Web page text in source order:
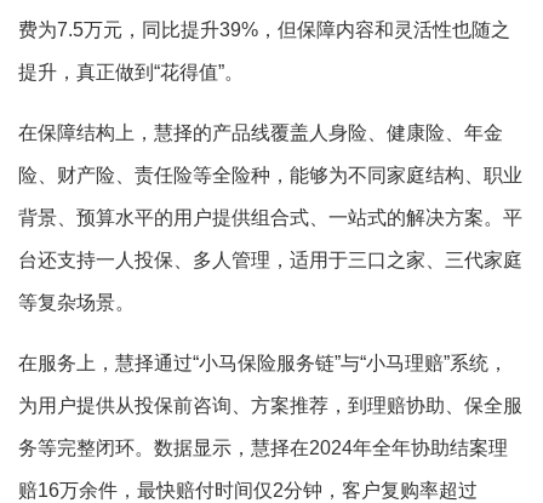
费为7.5万元，同比提升39%，但保障内容和灵活性也随之
提升，真正做到“花得值”。
在保障结构上，慧择的产品线覆盖人身险、健康险、年金
险、财产险、责任险等全险种，能够为不同家庭结构、职业
背景、预算水平的用户提供组合式、一站式的解决方案。平
台还支持一人投保、多人管理，适用于三口之家、三代家庭
等复杂场景。
在服务上，慧择通过“小马保险服务链”与“小马理赔”系统，
为用户提供从投保前咨询、方案推荐，到理赔协助、保全服
务等完整闭环。数据显示，慧择在2024年全年协助结案理
赔16万余件，最快赔付时间仅2分钟，客户复购率超过